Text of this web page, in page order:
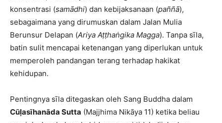
konsentrasi (samādhi) dan kebijaksanaan (paññā),
sebagaimana yang dirumuskan dalam Jalan Mulia
Berunsur Delapan (Ariya Aṭṭhaṅgika Magga). Tanpa sīla,
batin sulit mencapai ketenangan yang diperlukan untuk
memperoleh pandangan terang terhadap hakikat
kehidupan.
Pentingnya sīla ditegaskan oleh Sang Buddha dalam
Cūḷasīhanāda Sutta (Majjhima Nikāya 11) ketika beliau